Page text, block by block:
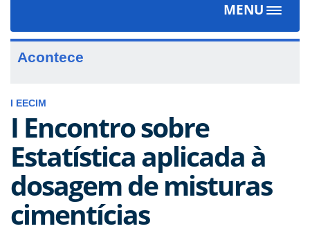
MENU
Toggle
Acontece
I EECIM
I Encontro sobre
Estatística aplicada à
dosagem de misturas
cimentícias